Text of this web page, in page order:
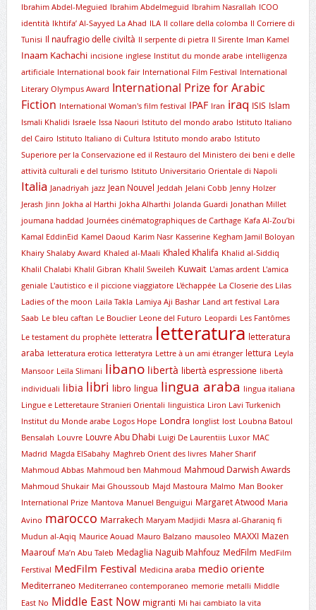
Ibrahim Abdel-Meguied Ibrahim Abdelmeguid Ibrahim Nasrallah ICOO
identità Ikhtifa’ Al-Sayyed La Ahad ILA Il collare della colomba Il Corriere di
Tunisi Il naufragio delle civiltà Il serpente di pietra Il Sirente Iman Kamel
Inaam Kachachi incisione inglese Institut du monde arabe intelligenza
artificiale International book fair International Film Festival International
Literary Olympus Award International Prize for Arabic
Fiction International Woman's film festival IPAF Iran iraq ISIS Islam
Ismali Khalidi Israele Issa Naouri Istituto del mondo arabo Istituto Italiano
del Cairo Istituto Italiano di Cultura Istituto mondo arabo Istituto
Superiore per la Conservazione ed il Restauro del Ministero dei beni e delle
attività culturali e del turismo Istituto Universitario Orientale di Napoli
Italia Janadriyah jazz Jean Nouvel Jeddah Jelani Cobb Jenny Holzer
Jerash Jinn Jokha al Harthi Jokha Alharthi Jolanda Guardi Jonathan Millet
joumana haddad Journées cinématographiques de Carthage Kafa Al-Zou’bi
Kamal EddinEid Kamel Daoud Karim Nasr Kasserine Kegham Jamil Boloyan
Khairy Shalaby Award Khaled al-Maali Khaled Khalifa Khalid al-Siddiq
Khalil Chalabi Khalil Gibran Khalil Sweileh Kuwait L'amas ardent L'amica
geniale L'autistico e il piccione viaggiatore L'échappée La Closerie des Lilas
Ladies of the moon Laila Takla Lamiya Aji Bashar Land art festival Lara
Saab Le bleu caftan Le Bouclier Leone del Futuro Leopardi Les Fantômes
Le testament du prophète letteratra letteratura letteratura
araba letteratura erotica letteratyra Lettre à un ami étranger lettura Leyla
Mansoor Leïla Slimani libano libertà libertà espressione libertà
individuali libia libri libro lingua lingua araba lingua italiana
Lingue e Letteretaure Stranieri Orientali linguistica Liron Lavi Turkenich
lnstitut du Monde arabe Logos Hope Londra longlist lost Loubna Batoul
Bensalah Louvre Louvre Abu Dhabi Luigi De Laurentiis Luxor MAC
Madrid Magda ElSabahy Maghreb Orient des livres Maher Sharif
Mahmoud Abbas Mahmoud ben Mahmoud Mahmoud Darwish Awards
Mahmoud Shukair Mai Ghoussoub Majd Mastoura Malmo Man Booker
International Prize Mantova Manuel Benguigui Margaret Atwood Maria
Avino marocco Marrakech Maryam Madjidi Masra al-Gharaniq fi
Mudun al-Aqiq Maurice Aouad Mauro Balzano mausoleo MAXXI Mazen
Maarouf Ma’n Abu Taleb Medaglia Naguib Mahfouz MedFilm MedFilm
Ferstival MedFilm Festival Medicina araba medio oriente
Mediterraneo Mediterraneo contemporaneo memorie metalli Middle
East No Middle East Now migranti Mi hai cambiato la vita